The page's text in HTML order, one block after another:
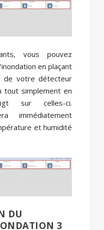
vous pouvez
en plaçant
de votre détecteur
tout simplement en
sur celles-ci.
immédiatement
et humidité
DU
3